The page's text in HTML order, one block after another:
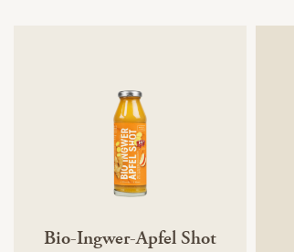
Bio-Ingwer-Apfel Shot